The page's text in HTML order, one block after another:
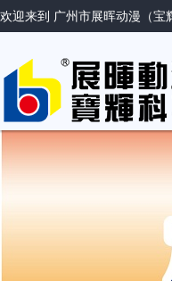
欢迎来到 广州市展晖动漫（宝